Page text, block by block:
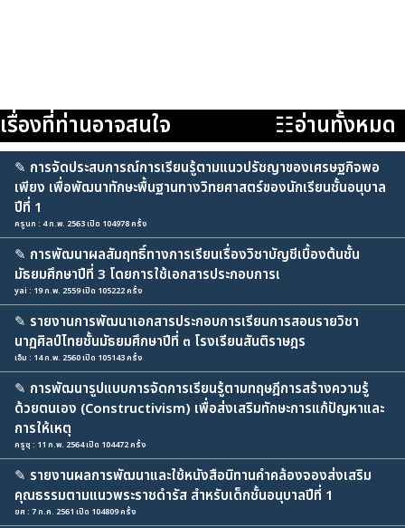
เรื่องที่ท่านอาจสนใจ ☷อ่านทั้งหมด
✎ การจัดประสบการณ์การเรียนรู้ตามแนวปรัชญาของเศรษฐกิจพอ
เพียง เพื่อพัฒนาทักษะพื้นฐานทางวิทยศาสตร์ของนักเรียนชั้นอนุบาล
ปีที่ 1
ครูนก : 4 ก.พ. 2563 เปิด 104978 ครั้ง
✎ การพัฒนาผลสัมฤทธิ์ทางการเรียนเรื่องวิชาบัญชีเบื้องต้นชั้น
มัธยมศึกษาปีที่ 3 โดยการใช้เอกสารประกอบการเ
yai : 19 ก.พ. 2559 เปิด 105222 ครั้ง
✎ รายงานการพัฒนาเอกสารประกอบการเรียนการสอนรายวิชา
นาฏศิลป์ไทยชั้นมัธยมศึกษาปีที่ ๓ โรงเรียนสันติราษฎร
เอ็ม : 14 ก.พ. 2560 เปิด 105143 ครั้ง
✎ การพัฒนารูปแบบการจัดการเรียนรู้ตามทฤษฎีการสร้างความรู้
ด้วยตนเอง (Constructivism) เพื่อส่งเสริมทักษะการแก้ปัญหาและ
การให้เหตุ
ครูชุ : 11 ก.พ. 2564 เปิด 104472 ครั้ง
✎ รายงานผลการพัฒนาและใช้หนังสือนิทานคำคล้องจองส่งเสริม
คุณธรรมตามแนวพระราชดำรัส สำหรับเด็กชั้นอนุบาลปีที่ 1
ยศ : 7 ก.ค. 2561 เปิด 104809 ครั้ง